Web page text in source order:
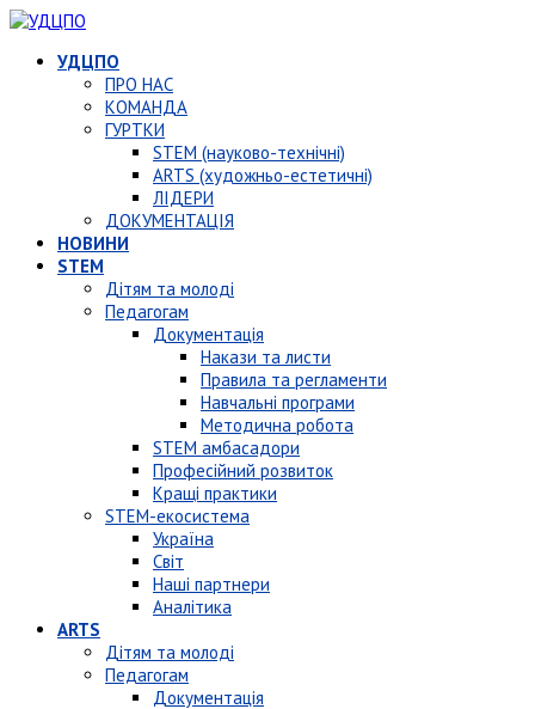
УДЦПО
ПРО НАС
КОМАНДА
ГУРТКИ
STEM (науково-технічні)
ARTS (художньо-естетичні)
ЛІДЕРИ
ДОКУМЕНТАЦІЯ
НОВИНИ
STEM
Дітям та молоді
Педагогам
Документація
Накази та листи
Правила та регламенти
Навчальні програми
Методична робота
STEM амбасадори
Професійний розвиток
Кращі практики
STEM-екосистема
Україна
Світ
Наші партнери
Аналітика
ARTS
Дітям та молоді
Педагогам
Документація